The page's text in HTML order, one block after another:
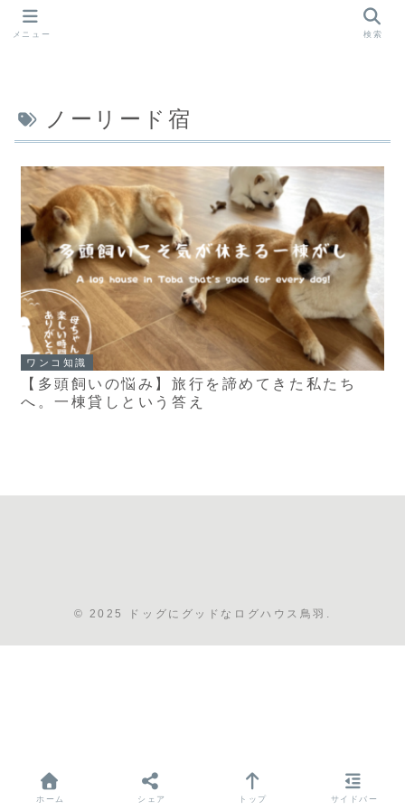
ノーリード宿
ワンコ知識
【多頭飼いの悩み】旅行を諦めてきた私たち
へ。一棟貸しという答え
© 2025 ドッグにグッドなログハウス鳥羽.
メニュー 検索
ホーム シェア トップ サイドバー